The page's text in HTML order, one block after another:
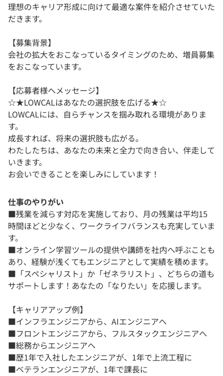
理想のキャリア形成に向けて最適な案件を紹介させていた
だきます。
【募集背景】
会社の拡大をおこなっているタイミングのため、増員募集
をおこなっています。
【応募者様へメッセージ】
☆★LOWCALはあなたの選択肢を広げる★☆
LOWCALには、自らチャンスを掴み取れる環境がありま
す。
成長すれば、将来の選択肢も広がる。
わたしたちは、あなたの未来と全力で向き合い、伴走して
いきます。
お会いできることを楽しみにしています！
仕事のやりがい
■残業を減らす対応を実施しており、月の残業は平均15
時間ほどと少なく、ワークライフバランスも充実していま
す。
■オンライン学習ツールの提供や講師を社内へ呼ぶことも
あり、経験が浅くてもエンジニアとして実績を積めます。
■「スペシャリスト」か「ゼネラリスト」、どちらの道も
サポートします！あなたの「なりたい」を応援します。
【キャリアアップ例】
■インフラエンジニアから、AIエンジニアへ
■フロントエンジニアから、フルスタックエンジニアへ
■総務からエンジニアへ
■歴1年で入社したエンジニアが、1年で上流工程に
■ベテランエンジニアが、1年で課長に